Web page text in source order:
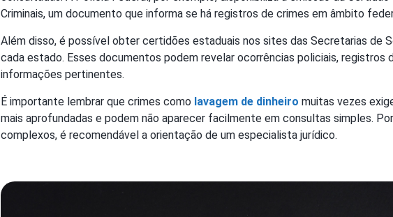
Criminais, um documento que informa se há registros de crimes em âmbito
Além disso, é possível obter certidões estaduais nos sites das Secretarias de
cada estado. Esses documentos podem revelar ocorrências policiais, registros
informações pertinentes.
É importante lembrar que crimes como lavagem de dinheiro muitas vezes
mais aprofundadas e podem não aparecer facilmente em consultas simples.
complexos, é recomendável a orientação de um especialista jurídico.